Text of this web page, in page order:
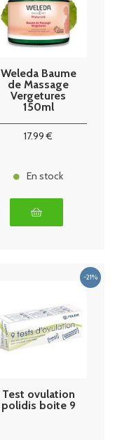
Weleda Baume
de Massage
Vergetures
150ml
17.99 €
En stock
Test ovulation
polidis boite 9